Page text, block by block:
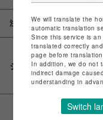
注意事項
シェアする
We will translate the
automatic translation
Since this service is
translated correctly
page before translation.
In addition, we do not
indirect damage
understanding in
Switch